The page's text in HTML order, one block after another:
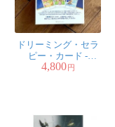
ドリーミング・セラ
ピー・カード -
Dreaming Therapy
4,800 円